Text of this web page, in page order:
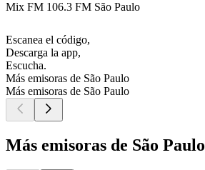
Mix FM 106.3 FM São Paulo
Escanea el código,
Descarga la app,
Escucha.
Más emisoras de São Paulo
Más emisoras de São Paulo
Más emisoras de São Paulo